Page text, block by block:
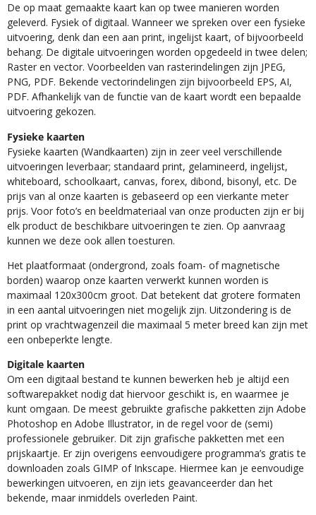
De op maat gemaakte kaart kan op twee manieren worden
geleverd. Fysiek of digitaal. Wanneer we spreken over een fysieke
uitvoering, denk dan een aan print, ingelijst kaart, of bijvoorbeeld
behang. De digitale uitvoeringen worden opgedeeld in twee delen;
Raster en vector. Voorbeelden van rasterindelingen zijn JPEG,
PNG, PDF. Bekende vectorindelingen zijn bijvoorbeeld EPS, AI,
PDF. Afhankelijk van de functie van de kaart wordt een bepaalde
uitvoering gekozen.
Fysieke kaarten
Fysieke kaarten (Wandkaarten) zijn in zeer veel verschillende
uitvoeringen leverbaar; standaard print, gelamineerd, ingelijst,
whiteboard, schoolkaart, canvas, forex, dibond, bisonyl, etc. De
prijs van al onze kaarten is gebaseerd op een vierkante meter
prijs. Voor foto’s en beeldmateriaal van onze producten zijn er bij
elk product de beschikbare uitvoeringen te zien. Op aanvraag
kunnen we deze ook allen toesturen.
Het plaatformaat (ondergrond, zoals foam- of magnetische
borden) waarop onze kaarten verwerkt kunnen worden is
maximaal 120x300cm groot. Dat betekent dat grotere formaten
in een aantal uitvoeringen niet mogelijk zijn. Uitzondering is de
print op vrachtwagenzeil die maximaal 5 meter breed kan zijn met
een onbeperkte lengte.
Digitale kaarten
Om een digitaal bestand te kunnen bewerken heb je altijd een
softwarepakket nodig dat hiervoor geschikt is, en waarmee je
kunt omgaan. De meest gebruikte grafische pakketten zijn Adobe
Photoshop en Adobe Illustrator, in de regel voor de (semi)
professionele gebruiker. Dit zijn grafische pakketten met een
prijskaartje. Er zijn overigens eenvoudigere programma’s gratis te
downloaden zoals GIMP of Inkscape. Hiermee kan je eenvoudige
bewerkingen uitvoeren, en zijn iets geavanceerder dan het
bekende, maar inmiddels overleden Paint.